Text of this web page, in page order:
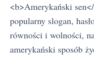
<b>Amerykański
popularny slogan,
równości i wolności,
amerykański sposób